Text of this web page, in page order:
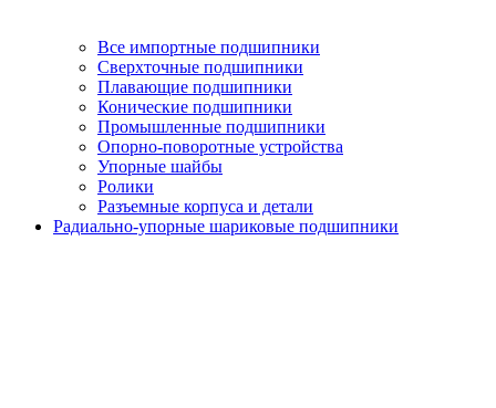
Все импортные подшипники
Сверхточные подшипники
Плавающие подшипники
Конические подшипники
Промышленные подшипники
Опорно-поворотные устройства
Упорные шайбы
Ролики
Разъемные корпуса и детали
Радиально-упорные шариковые подшипники